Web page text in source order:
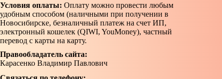
Условия оплаты: Оплату можно провести любым
удобным способом (наличными при получении в
Новосибирске, безналичный платеж на счет ИП,
электронный кошелек (QIWI, YouMoney), частный
перевод с карты на карту.
Правообладатель сайта:
Карасенко Владимир Павлович